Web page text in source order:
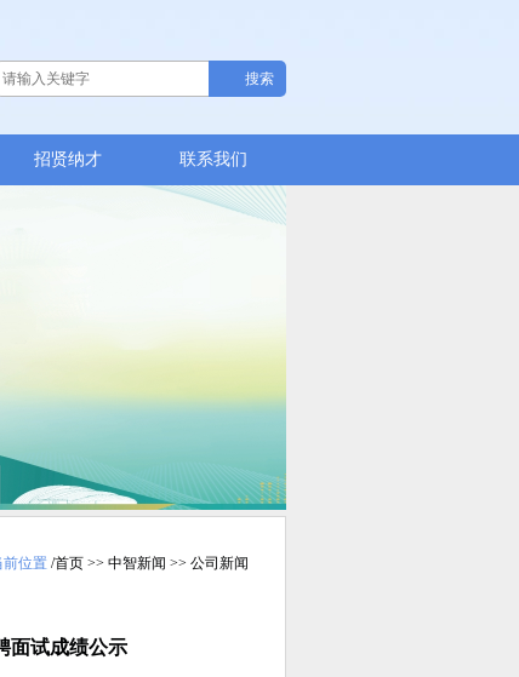
招贤纳才 联系我们
前位置 /首页 >> 中智新闻 >> 公司新闻
面试成绩公示